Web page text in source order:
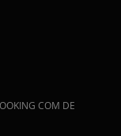
COM DE